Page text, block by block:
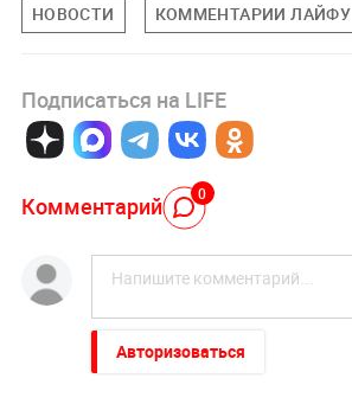
НОВОСТИ КОММЕНТАРИИ ЛАЙФУ
Подписаться на LIFE
Комментарий 0
Авторизоваться